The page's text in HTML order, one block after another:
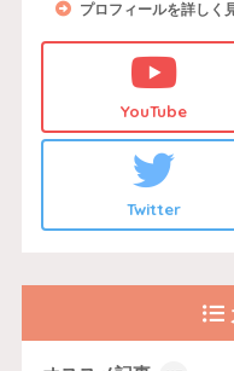
プロフィールを詳しく
YouTube
Twitter